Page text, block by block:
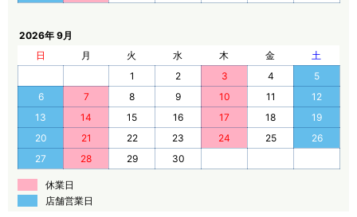
2026年 9月
日
月 火 水 木 金
土
1
2 3 4
5
6
7 8 9 10 11
12
13
14 15 16 17 18
19
20
21 22 23 24 25
26
27
28 29 30
休業日
店舗営業日